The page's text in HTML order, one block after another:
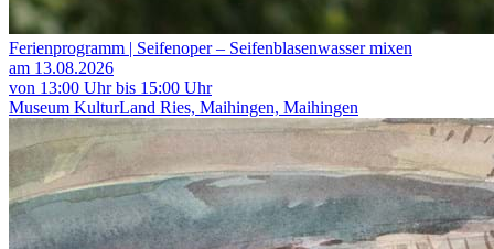
Ferienprogramm | Seifenoper – Seifenblasenwasser mixen
am 13.08.2026
von 13:00 Uhr bis 15:00 Uhr
Museum KulturLand Ries, Maihingen, Maihingen